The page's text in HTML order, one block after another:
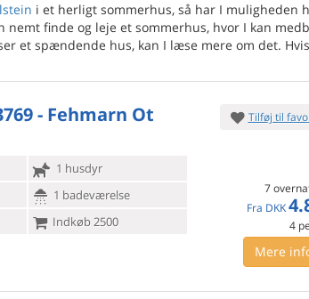
i et herligt sommerhus, så har I muligheden
finde og leje et sommerhus, hvor I kan
et spændende hus, kan I læse mere om det.
- Fehmarn Ot
1 husdyr
1 badeværelse
Indkøb 2500
Tilføj til
7
Fra DKK
4
Mere